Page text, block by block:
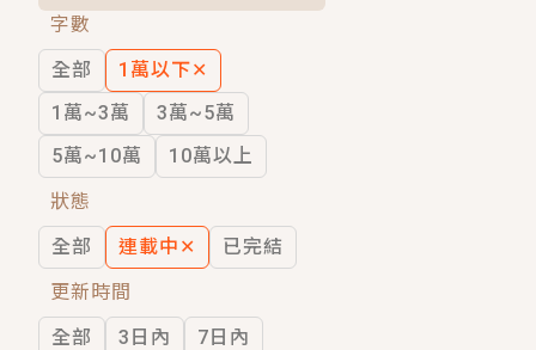
穿越｜《穿越遠古後成了野人娘子》你
字數
全部
1萬以下✕
1萬~3萬
3萬~5萬
5萬~10萬
10萬以上
狀態
全部
連載中 ✕
已完結
更新時間
全部
3日內
7日內